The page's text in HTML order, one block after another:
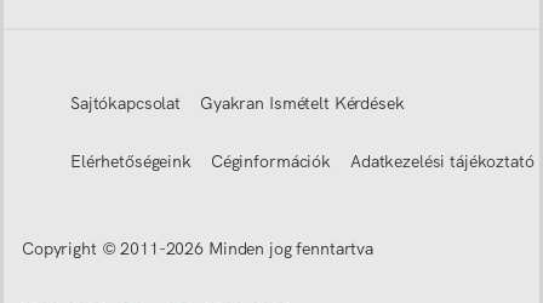
Sajtókapcsolat Gyakran Ismételt Kérdések
Elérhetőségeink Céginformációk Adatkezelési tájékoztató
Copyright © 2011-2026 Minden jog fenntartva